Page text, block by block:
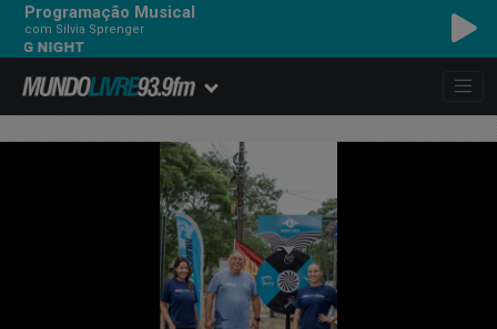
Programação Musical
com Silvia Sprenger
ARCTIC MONKEYS -